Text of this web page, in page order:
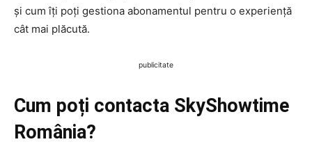
și cum îți poți gestiona abonamentul pentru o experiență
cât mai plăcută.
publicitate
Cum poți contacta SkyShowtime
România?